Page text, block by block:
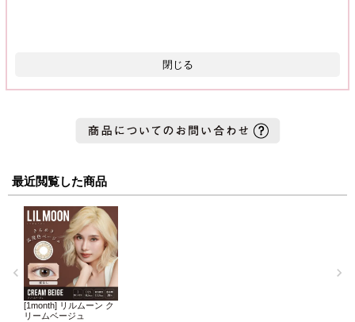
閉じる
最近閲覧した商品
[1month] リルムーン ク
リームベージュ